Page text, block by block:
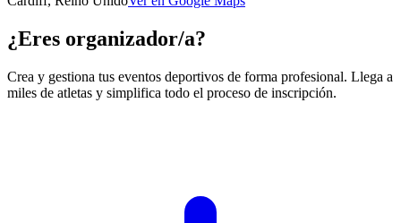
¿Eres organizador/a?
Crea y gestiona tus eventos deportivos de forma profesional. Llega a
miles de atletas y simplifica todo el proceso de inscripción.